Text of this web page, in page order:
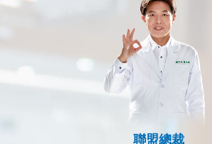
聯盟總裁
聯盟執行長
德民達特楊眼科院長
莊眼科診所院長